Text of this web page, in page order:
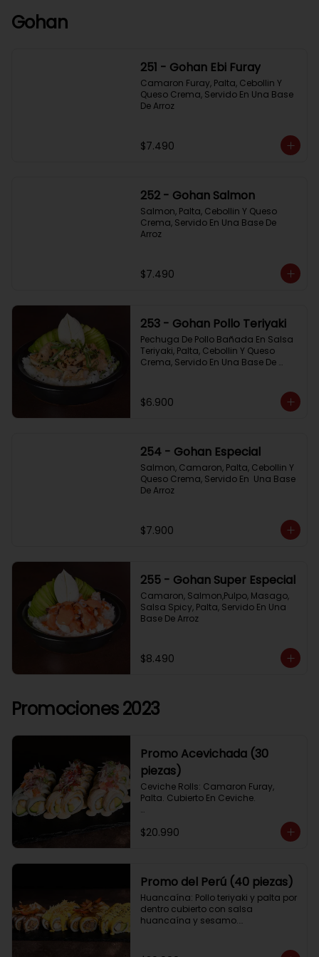
Gohan
251 - Gohan Ebi Furay
Camaron Furay, Palta, Cebollin Y
Queso Crema, Servido En Una Base
De Arroz
$7.490
252 - Gohan Salmon
Salmon, Palta, Cebollin Y Queso
Crema, Servido En Una Base De
Arroz
$7.490
253 - Gohan Pollo Teriyaki
Pechuga De Pollo Bañada En Salsa
Teriyaki, Palta, Cebollin Y Queso
Crema, Servido En Una Base De
$6.900
254 - Gohan Especial
Salmon, Camaron, Palta, Cebollin Y
Queso Crema, Servido En  Una Base
De Arroz
$7.900
255 - Gohan Super Especial
Camaron, Salmon,Pulpo, Masago,
Salsa Spicy, Palta, Servido En Una
Base De Arroz
$8.490
Promociones 2023
Promo Acevichada (30
piezas)
Ceviche Rolls: Camaron Furay,
Palta. Cubierto En Ceviche.
Acevichado Rolls: Camaron Furay,
Palta. Cubierto Con Pescado Blanco
queso crema y palta, frito en panko.
Coronado con salsa acevichada,
toques de cebolla, aji limo y cilantro
$20.990
Promo del Perú (40 piezas)
Huancaína: Pollo teriyaki y palta por
dentro cubierto con salsa
huancaína y sesamo.
dentro cubierto con lomo fino